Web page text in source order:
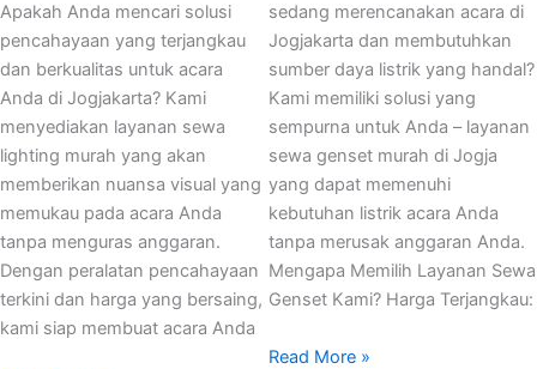
Apakah Anda mencari solusi
pencahayaan yang terjangkau
dan berkualitas untuk acara
Anda di Jogjakarta? Kami
menyediakan layanan sewa
lighting murah yang akan
memberikan nuansa visual yang
memukau pada acara Anda
tanpa menguras anggaran.
Dengan peralatan pencahayaan
terkini dan harga yang bersaing,
kami siap membuat acara Anda
sedang merencanakan acara di
Jogjakarta dan membutuhkan
sumber daya listrik yang handal?
Kami memiliki solusi yang
sempurna untuk Anda – layanan
sewa genset murah di Jogja
yang dapat memenuhi
kebutuhan listrik acara Anda
tanpa merusak anggaran Anda.
Mengapa Memilih Layanan Sewa
Genset Kami? Harga Terjangkau:
Read More »